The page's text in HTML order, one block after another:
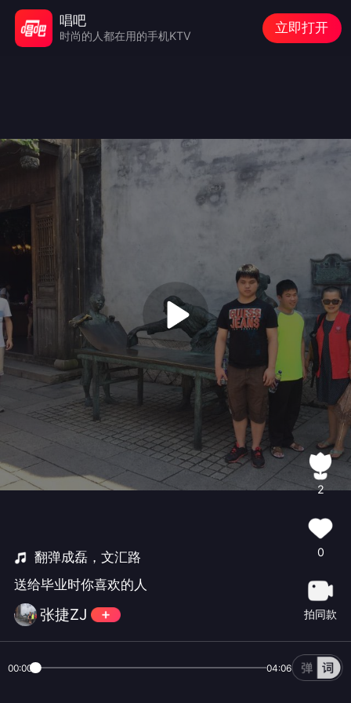
翻弹成磊，文汇路
送给毕业时你喜欢的人
张捷ZJ
2
0
拍同款
00:00 04:06
唱吧
时尚的人都在用的手机KTV
立即打开